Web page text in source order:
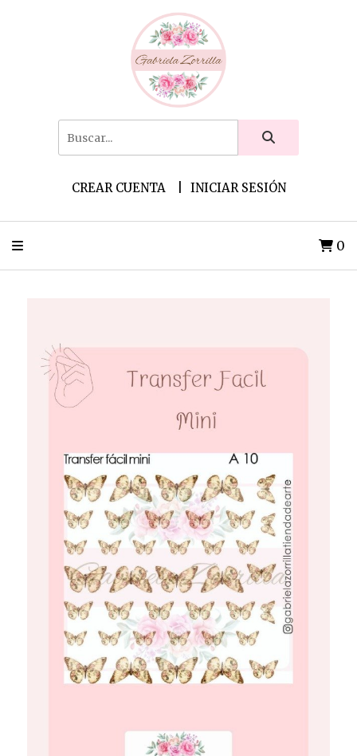
CREAR CUENTA INICIAR SESIÓN
0